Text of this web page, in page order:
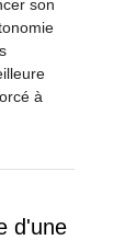
son
à
d'une